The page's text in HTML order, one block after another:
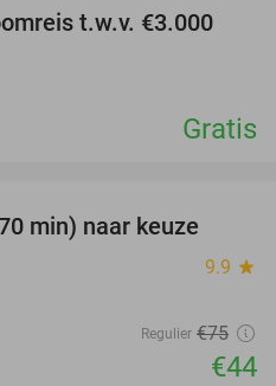
t.w.v. €3.000
Gratis
min) naar keuze
9.9 star
Regulier €75
€44